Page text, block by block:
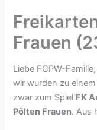
Frauen
Liebe FCPW-Familie,
wir wurden zu
zwar zum Spiel FK
Pölten Frauen. Aus